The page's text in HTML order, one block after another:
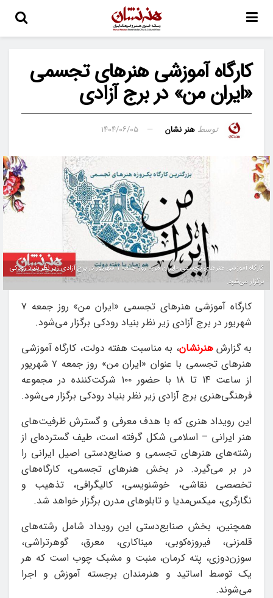
کارگاه آموزشی هنرهای تجسمی
«ایران من» در برج آزادی
توسط هنر نشان ۱۴۰۴/۰۶/۰۵
کارگاه آموزشی هنرهای تجسمی «ایران من» روز جمعه ۷ شهریور در برج آزادی زیر نظر بنیاد رودکی
برگزار می‌شود.
کارگاه آموزشی هنرهای تجسمی «ایران من» روز جمعه ۷
شهریور در برج آزادی زیر نظر بنیاد رودکی برگزار می‌شود.
به گزارشهنرنشان، به مناسبت هفته دولت، کارگاه آموزشی
هنرهای تجسمی با عنوان «ایران من» روز جمعه ۷ شهریور
از ساعت ۱۴ تا ۱۸ با حضور ۱۰۰ شرکت‌کننده در مجموعه
فرهنگی‌هنری برج آزادی زیر نظر بنیاد رودکی برگزار می‌شود.
این رویداد هنری که با هدف معرفی و گسترش ظرفیت‌های
هنر ایرانی – اسلامی شکل گرفته است، طیف گسترده‌ای از
رشته‌های هنرهای تجسمی و صنایع‌دستی اصیل ایرانی را
در بر می‌گیرد. در بخش هنرهای تجسمی، کارگاه‌های
تخصصی نقاشی، خوشنویسی، کالیگرافی، تذهیب و
نگارگری، میکس‌مدیا و تابلوهای مدرن برگزار خواهد شد.
همچنین، بخش صنایع‌دستی این رویداد شامل رشته‌های
قلمزنی، فیروزه‌کوبی، میناکاری، معرق، گوهرتراشی،
سوزن‌دوزی، پته کرمان، منبت و مشبک چوب است که هر
یک توسط اساتید و هنرمندان برجسته آموزش و اجرا
می‌شوند.